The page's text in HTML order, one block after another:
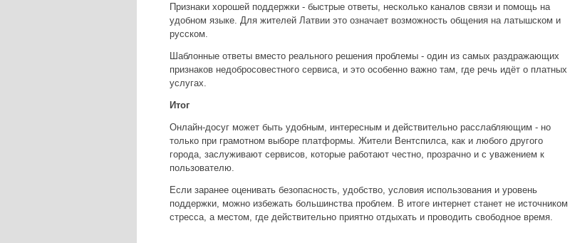
Признаки хорошей поддержки - быстрые ответы, несколько каналов связи и помощь на
удобном языке. Для жителей Латвии это означает возможность общения на латышском и
русском.
Шаблонные ответы вместо реального решения проблемы - один из самых раздражающих
признаков недобросовестного сервиса, и это особенно важно там, где речь идёт о платных
услугах.
Итог
Онлайн-досуг может быть удобным, интересным и действительно расслабляющим - но
только при грамотном выборе платформы. Жители Вентспилса, как и любого другого
города, заслуживают сервисов, которые работают честно, прозрачно и с уважением к
пользователю.
Если заранее оценивать безопасность, удобство, условия использования и уровень
поддержки, можно избежать большинства проблем. В итоге интернет станет не источником
стресса, а местом, где действительно приятно отдыхать и проводить свободное время.